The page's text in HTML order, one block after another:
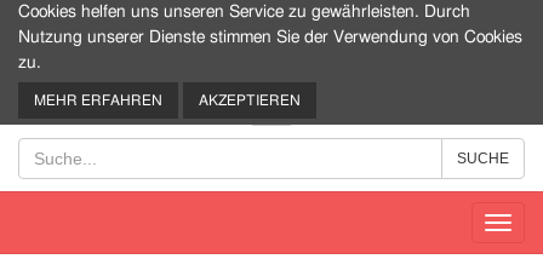
0
Cookies helfen uns unseren Service zu gewährleisten. Durch
Nutzung unserer Dienste stimmen Sie der Verwendung von Cookies
zu.
MEHR ERFAHREN AKZEPTIEREN